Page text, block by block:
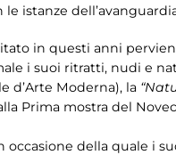
istanze
in questi anni
i suoi ritratti, nudi e
d’Arte Moderna), la
Prima mostra del
occasione della quale i